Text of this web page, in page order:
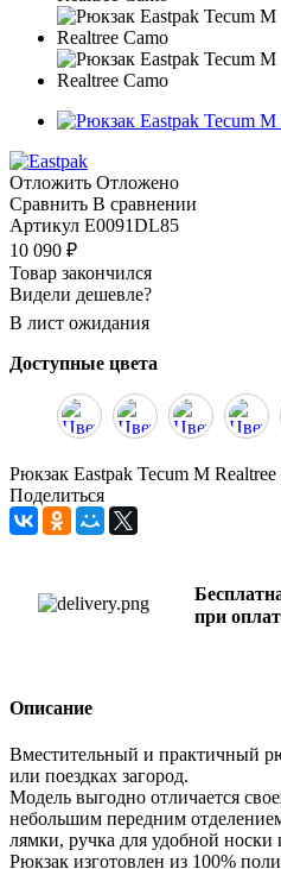
Отложить Отложено
Сравнить В сравнении
Артикул E0091DL85
10 090 ₽
Товар закончился
Видели дешевле?
В лист ожидания
Доступные цвета
Рюкзак Eastpak Tecum M Realtree
Поделиться
при
Описание
Вместительный и практичный
или поездках загород.
Модель выгодно отличается
небольшим передним
лямки, ручка для удобной носки
Рюкзак изготовлен из 100%